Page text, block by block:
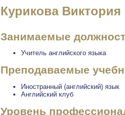
Курикова
Занимаемые
Учитель английского языка
Преподаваемые
Иностранный (английский) язык
Английский клуб
Уровень